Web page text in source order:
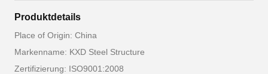
Produktdetails
Place of Origin: China
Markenname: KXD Steel Structure
Zertifizierung: ISO9001:2008